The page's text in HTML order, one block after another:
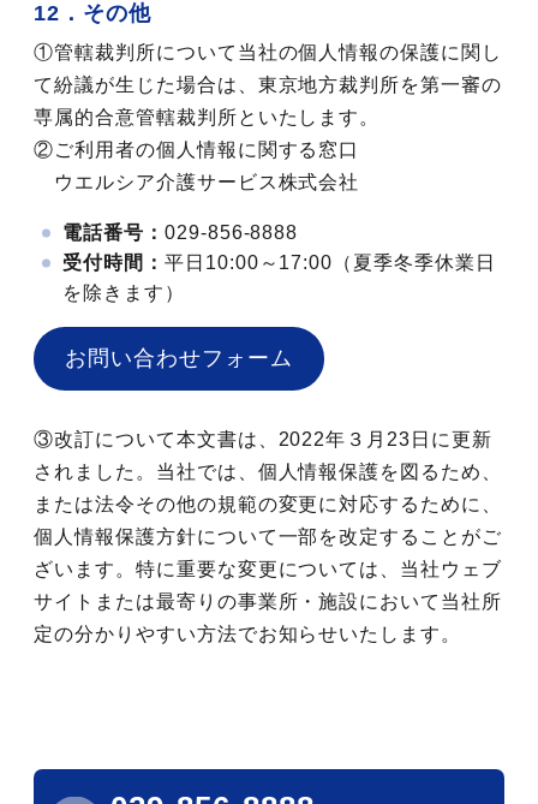
12．その他
①管轄裁判所について当社の個人情報の保護に関し
て紛議が生じた場合は、東京地方裁判所を第一審の
専属的合意管轄裁判所といたします。
②ご利用者の個人情報に関する窓口
ウエルシア介護サービス株式会社
電話番号： 029-856-8888
受付時間： 平日10:00～17:00（夏季冬季休業日
を除きます）
お問い合わせフォーム
③改訂について本文書は、2022年３月23日に更新
されました。当社では、個人情報保護を図るため、
または法令その他の規範の変更に対応するために、
個人情報保護方針について一部を改定することがご
ざいます。特に重要な変更については、当社ウェブ
サイトまたは最寄りの事業所・施設において当社所
定の分かりやすい方法でお知らせいたします。